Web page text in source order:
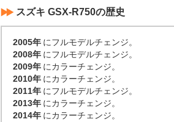
スズキ GSX-R750の歴史
2005年 にフルモデルチェンジ。
2008年 にフルモデルチェンジ。
2009年 にカラーチェンジ。
2010年 にカラーチェンジ。
2011年 にフルモデルチェンジ。
2013年 にカラーチェンジ。
2014年 にカラーチェンジ。